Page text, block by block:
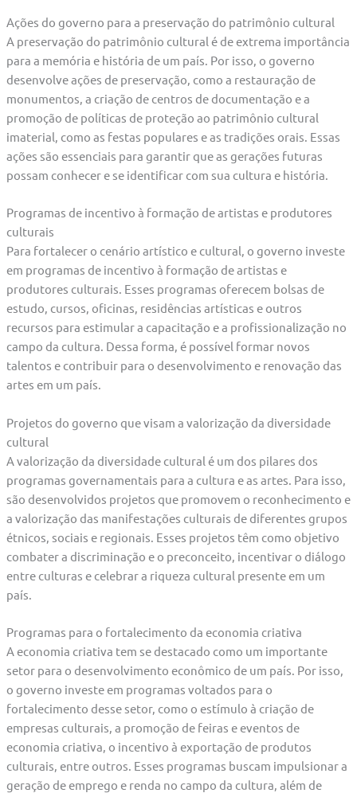
Ações do governo para a preservação do patrimônio cultural
A preservação do patrimônio cultural é de extrema importância
para a memória e história de um país. Por isso, o governo
desenvolve ações de preservação, como a restauração de
monumentos, a criação de centros de documentação e a
promoção de políticas de proteção ao patrimônio cultural
imaterial, como as festas populares e as tradições orais. Essas
ações são essenciais para garantir que as gerações futuras
possam conhecer e se identificar com sua cultura e história.
Programas de incentivo à formação de artistas e produtores
culturais
Para fortalecer o cenário artístico e cultural, o governo investe
em programas de incentivo à formação de artistas e
produtores culturais. Esses programas oferecem bolsas de
estudo, cursos, oficinas, residências artísticas e outros
recursos para estimular a capacitação e a profissionalização no
campo da cultura. Dessa forma, é possível formar novos
talentos e contribuir para o desenvolvimento e renovação das
artes em um país.
Projetos do governo que visam a valorização da diversidade
cultural
A valorização da diversidade cultural é um dos pilares dos
programas governamentais para a cultura e as artes. Para isso,
são desenvolvidos projetos que promovem o reconhecimento e
a valorização das manifestações culturais de diferentes grupos
étnicos, sociais e regionais. Esses projetos têm como objetivo
combater a discriminação e o preconceito, incentivar o diálogo
entre culturas e celebrar a riqueza cultural presente em um
país.
Programas para o fortalecimento da economia criativa
A economia criativa tem se destacado como um importante
setor para o desenvolvimento econômico de um país. Por isso,
o governo investe em programas voltados para o
fortalecimento desse setor, como o estímulo à criação de
empresas culturais, a promoção de feiras e eventos de
economia criativa, o incentivo à exportação de produtos
culturais, entre outros. Esses programas buscam impulsionar a
geração de emprego e renda no campo da cultura, além de